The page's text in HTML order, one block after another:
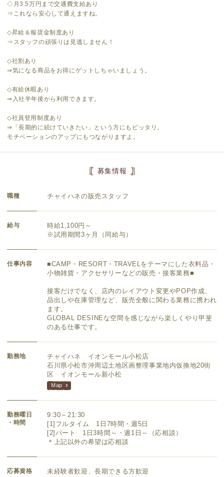
◇月3.5万円まで交通費支給あり
⇒これなら安心して通えますね。
◇昇給＆報奨金制度あり
⇒スタッフの頑張りは見逃しません！
◇社割あり
⇒気になる商品をお得にゲットしちゃいましょう。
◇有給休暇あり
⇒入社半年後から利用できます。
◇社員登用制度あり
⇒「長期的に続けていきたい」という方にもピッタリ。
モチベーションのアップにもつながりますよ。
募集情報
職種 チャイハネの販売スタッフ
給与
時給1,100円～
※試用期間3ヶ月（同給与）
仕事内容
■CAMP・RESORT・TRAVELをテーマにした衣料品・
小物雑貨・アクセサリーなどの販売・接客業務■
接客だけでなく、店内のレイアウト変更やPOP作成、
品出しや在庫管理など、販売全般に関わる業務に携われ
ます。
GLOBAL DESINEな空間を感じながら楽しくやり甲斐
のある仕事です。
勤務地
チャイハネ イオンモール小松店
石川県小松市沖周辺土地区画整理事業地内仮換地20街
区 イオンモール新小松
Map
勤務曜日
・時間
9:30～21:30
[1]フルタイム 1日7時間・週5日
[2]パート 1日3時間～・週1日～（応相談）
＊上記以外の希望は応相談
応募資格 未経験者歓迎、長期できる方歓迎